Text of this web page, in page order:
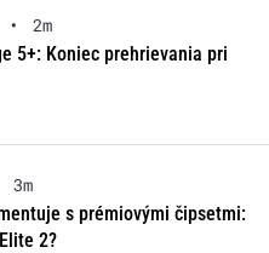
•
2m
5+: Koniec prehrievania pri
3m
s prémiovými čipsetmi:
2?